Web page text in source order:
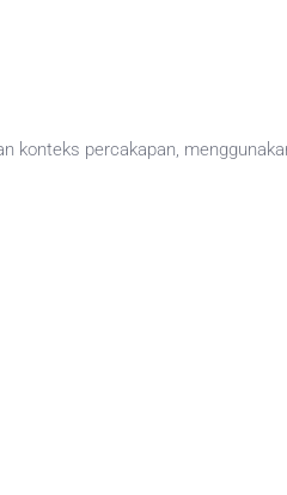
konteks percakapan,